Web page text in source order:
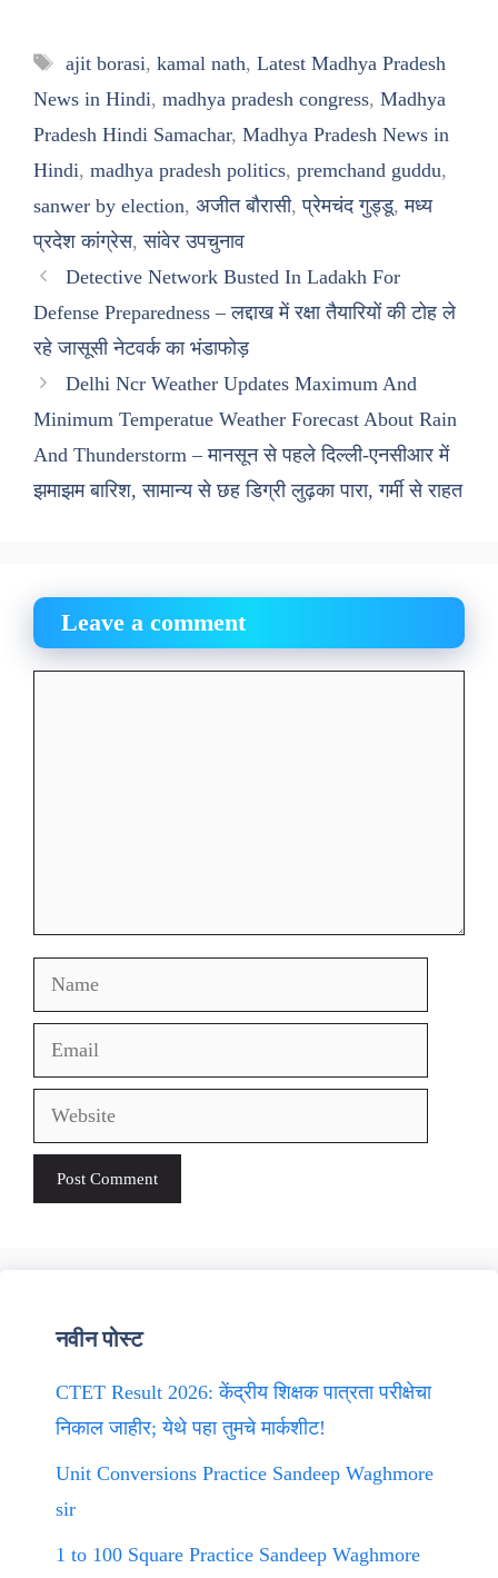
Tags
ajit borasi, kamal nath, Latest Madhya Pradesh
News in Hindi, madhya pradesh congress, Madhya
Pradesh Hindi Samachar, Madhya Pradesh News in
Hindi, madhya pradesh politics, premchand guddu,
sanwer by election, अजीत बौरासी,प्रेमचंद गुड्डू,मध्य
प्रदेश कांग्रेस,सांवेर उपचुनाव
Detective Network Busted In Ladakh For
Defense Preparedness – लद्दाख में रक्षा तैयारियों की टोह ले
रहे जासूसी नेटवर्क का भंडाफोड़
Delhi Ncr Weather Updates Maximum And
Minimum Temperatue Weather Forecast About Rain
And Thunderstorm – मानसून से पहले दिल्ली-एनसीआर में
झमाझम बारिश, सामान्य से छह डिग्री लुढ़का पारा, गर्मी से राहत
Leave a comment
Name
Email
Website
नवीन पोस्ट
CTET Result 2026: केंद्रीय शिक्षक पात्रता परीक्षेचा
निकाल जाहीर; येथे पहा तुमचे मार्कशीट!
Unit Conversions Practice Sandeep Waghmore
sir
1 to 100 Square Practice Sandeep Waghmore